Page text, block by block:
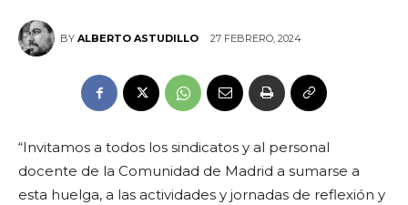
BY ALBERTO ASTUDILLO 27 FEBRERO, 2024
“Invitamos a todos los sindicatos y al personal
docente de la Comunidad de Madrid a sumarse a
esta huelga, a las actividades y jornadas de reflexión y